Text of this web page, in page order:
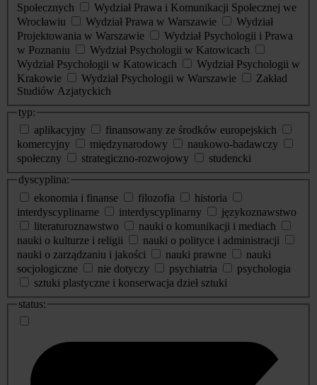
Społecznych
Wydział Prawa i Komunikacji Społecznej we
Wrocławiu
Wydział Prawa w Warszawie
Wydział
Projektowania w Warszawie
Wydział Psychologii i Prawa
w Poznaniu
Wydział Psychologii w Katowicach
Wydział Psychologii w Katowicach
Wydział Psychologii w
Krakowie
Wydział Psychologii w Warszawie
Zakład
Studiów Azjatyckich
typ:
aplikacyjny
finansowany ze środków europejskich
komercyjny
międzynarodowy
naukowo-badawczy
społeczny
strategiczno-rozwojowy
studencki
dyscyplina:
ekonomia i finanse
filozofia
historia
interdyscyplinarne
interdyscyplinarny
językoznawstwo
literaturoznawstwo
nauki o komunikacji i mediach
nauki o kulturze i religii
nauki o polityce i administracji
nauki o zarządzaniu i jakości
nauki prawne
nauki
socjologiczne
nie dotyczy psychiatria
psychologia
sztuki plastyczne i konserwacja dzieł sztuki
status: